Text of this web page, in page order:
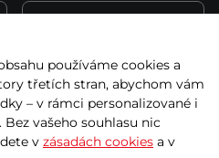
Kariéra
používáme cookies a
třetích stran, abychom vám
– v rámci personalizované i
vašeho souhlasu nic
v zásadách cookies a v